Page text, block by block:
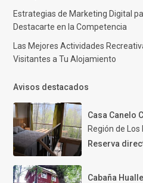
Estrategias de Marketing Digital
Destacarte en la Competencia
Las Mejores Actividades
Visitantes a Tu Alojamiento
Avisos destacados
Casa Canelo
Región de Los
Reserva
Cabaña